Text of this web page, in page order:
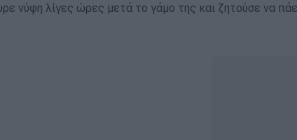
νύφη λίγες ώρες μετά το γάμο της και ζητούσε να